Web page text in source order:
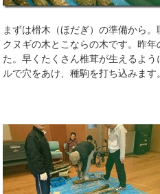
まずは榾木（ほだぎ）の準備から
クヌギの木とこならの木です。昨
た。早くたくさん椎茸が生えるよ
ルで穴をあけ、種駒を打ち込みます